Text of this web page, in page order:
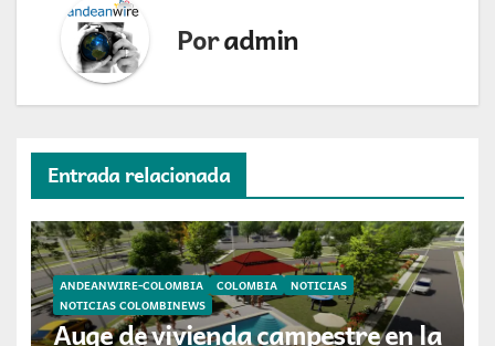
Poradmin
Entrada relacionada
ANDEANWIRE-COLOMBIA COLOMBIA
NOTICIAS
NOTICIAS COLOMBINEWS
Auge de vivienda campestre en la